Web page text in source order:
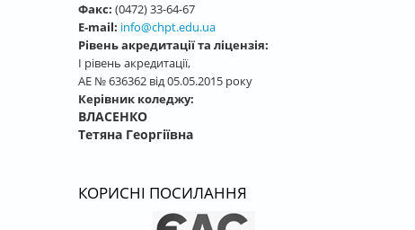
Факс: (0472) 33-64-67
E-mail: info@chpt.edu.ua
Рівень акредитації та ліцензія:
І рівень акредитації,
АЕ № 636362 від 05.05.2015 року
Керівник коледжу:
ВЛАСЕНКО
Тетяна Георгіївна
КОРИСНІ ПОСИЛАННЯ